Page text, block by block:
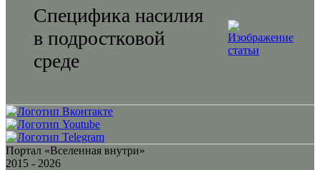
Специфика насилия
в подростковой
среде
Портал «Вселенная внутри»
2015 - 2026